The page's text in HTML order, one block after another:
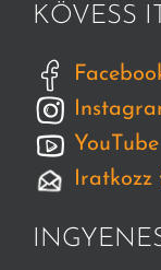
KÖVESS
YouTube
Iratkozz